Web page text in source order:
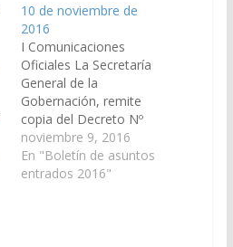
10 de noviembre de
2016
I Comunicaciones
Oficiales La Secretaría
General de la
Gobernación, remite
copia del Decreto Nº
1724/16, que promulga
la Ley 7953, por el cual
se deroga el segundo
noviembre 9, 2016
En "Boletín de asuntos
entrados 2016"